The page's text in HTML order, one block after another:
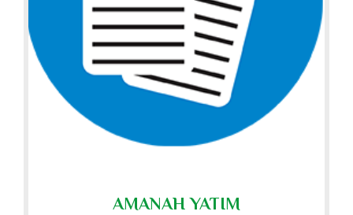
AMANAH YATIM